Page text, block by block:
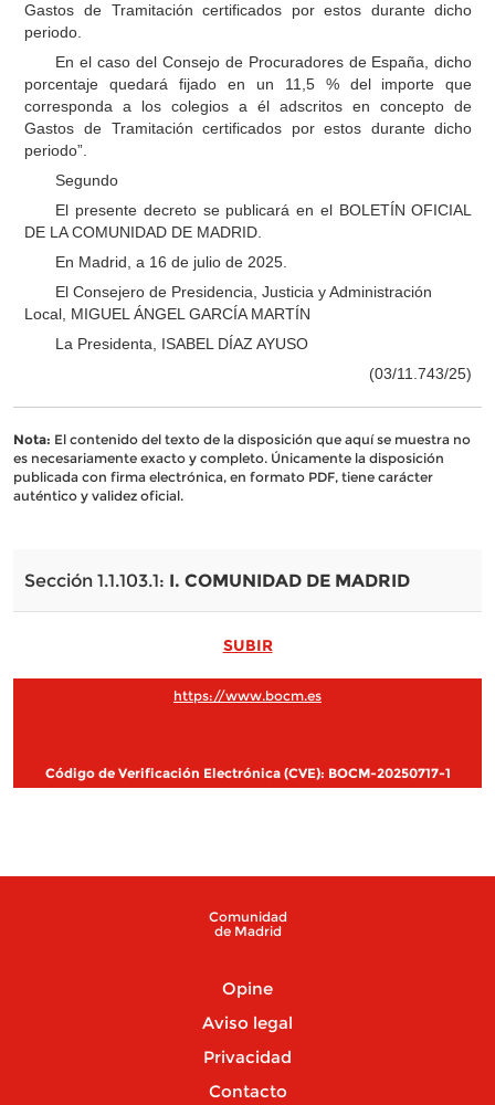
Gastos de Tramitación certificados por estos durante dicho
periodo.
En el caso del Consejo de Procuradores de España, dicho
porcentaje quedará fijado en un 11,5 % del importe que
corresponda a los colegios a él adscritos en concepto de
Gastos de Tramitación certificados por estos durante dicho
periodo”.
Segundo
El presente decreto se publicará en el BOLETÍN OFICIAL
DE LA COMUNIDAD DE MADRID.
En Madrid, a 16 de julio de 2025.
El Consejero de Presidencia, Justicia y Administración
Local, MIGUEL ÁNGEL GARCÍA MARTÍN
La Presidenta, ISABEL DÍAZ AYUSO
(03/11.743/25)
Nota: El contenido del texto de la disposición que aquí se muestra no
es necesariamente exacto y completo. Únicamente la disposición
publicada con firma electrónica, en formato PDF, tiene carácter
auténtico y validez oficial.
Sección 1.1.103.1: I. COMUNIDAD DE MADRID
SUBIR
https://www.bocm.es
Código de Verificación Electrónica (CVE): BOCM-20250717-1
Comunidad
de Madrid
Opine
Aviso legal
Privacidad
Contacto